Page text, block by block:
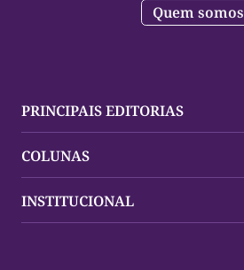
Quem somos
PRINCIPAIS EDITORIAS
Palmas
Mundo
COLUNAS
Policial
INSTITUCIONAL